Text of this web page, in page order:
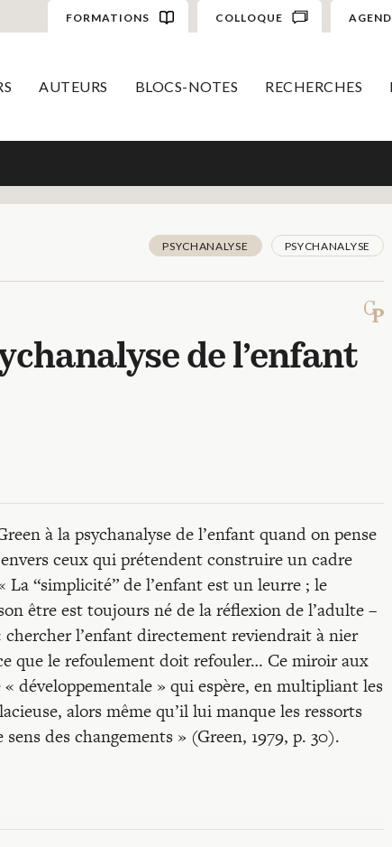
FORMATIONS COLLOQUE
AUTEURS BLOCS-NOTES RECHERCHES
PSYCHANALYSE PSYCHANALYSE
de l’enfant
à la psychanalyse de l’enfant quand on pense
ceux qui prétendent construire un cadre
“simplicité” de l’enfant est un leurre ; le
être est toujours né de la réflexion de l’adulte –
l’enfant directement reviendrait à nier
que le refoulement doit refouler… Ce miroir aux
développementale » qui espère, en multipliant les
alors même qu’il lui manque les ressorts
des changements » (Green, 1979, p. 30).